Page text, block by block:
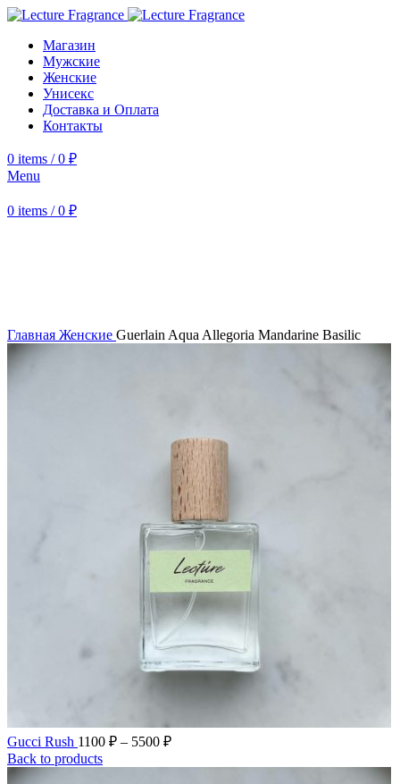
Магазин
Мужские
Женские
Унисекс
Доставка и Оплата
Контакты
0 items / 0 ₽
Menu
0 items / 0 ₽
Главная Женские Guerlain Aqua Allegoria Mandarine Basilic
Gucci Rush 1100 ₽ – 5500 ₽Диапазон
Back to products